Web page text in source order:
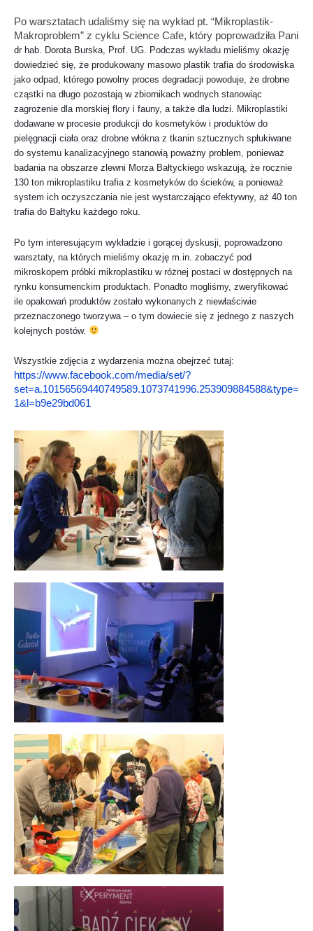
Po warsztatach udaliśmy się na wykład pt. “Mikroplastik-
Makroproblem” z cyklu Science Cafe, który poprowadziła Pani
dr hab. Dorota Burska, Prof. UG. Podczas wykładu mieliśmy okazję
dowiedzieć się, że produkowany masowo plastik trafia do środowiska
jako odpad, którego powolny proces degradacji powoduje, że drobne
cząstki na długo pozostają w zbiornikach wodnych stanowiąc
zagrożenie dla morskiej flory i fauny, a także dla ludzi. Mikroplastiki
dodawane w procesie produkcji do kosmetyków i produktów do
pielęgnacji ciała oraz drobne włókna z tkanin sztucznych spłukiwane
do systemu kanalizacyjnego stanowią poważny problem, ponieważ
badania na obszarze zlewni Morza Bałtyckiego wskazują, że rocznie
130 ton mikroplastiku trafia z kosmetyków do ścieków, a ponieważ
system ich oczyszczania nie jest wystarczająco efektywny, aż 40 ton
trafia do Bałtyku każdego roku.
Po tym interesującym wykładzie i gorącej dyskusji, poprowadzono
warsztaty, na których mieliśmy okazję m.in. zobaczyć pod
mikroskopem próbki mikroplastiku w różnej postaci w dostępnych na
rynku konsumenckim produktach. Ponadto mogliśmy, zweryfikować
ile opakowań produktów zostało wykonanych z niewłaściwie
przeznaczonego tworzywa – o tym dowiecie się z jednego z naszych
kolejnych postów.
Wszystkie zdjęcia z wydarzenia można obejrzeć tutaj:
https://www.facebook.com/media/set/?
set=a.10156569440749589.1073741996.253909884588&type=
1&l=b9e29bd061